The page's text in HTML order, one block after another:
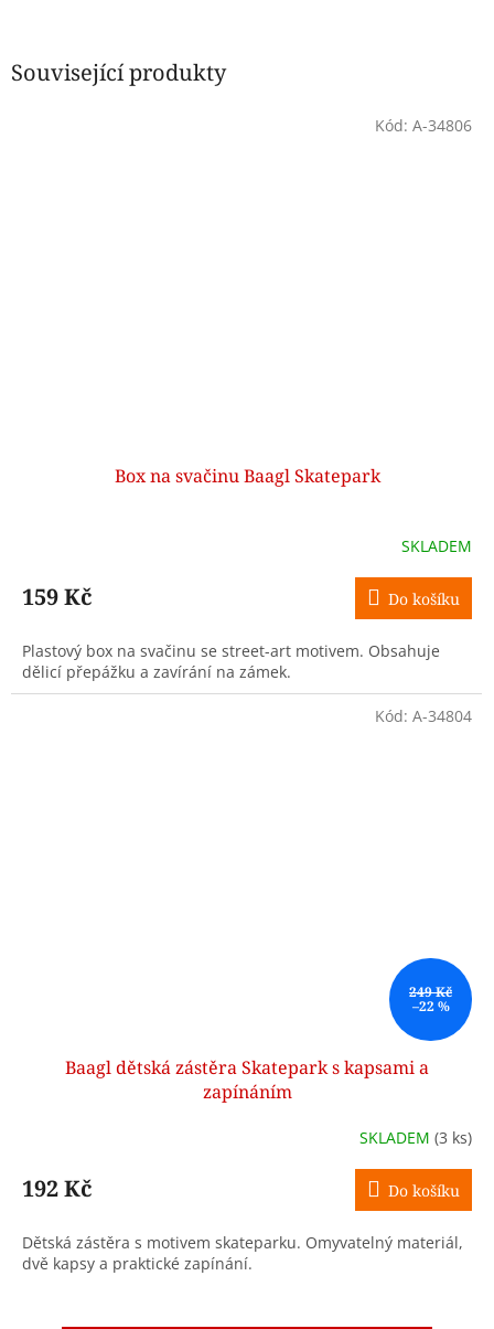
Související produkty
Box na svačinu Baagl Skatepark
SKLADEM
159 Kč Do košíku
Plastový box na svačinu se street-art motivem. Obsahuje
dělicí přepážku a zavírání na zámek.
Kód: A-34806
249 Kč
–22 %
Baagl dětská zástěra Skatepark s kapsami a
zapínáním
SKLADEM (3 ks)
192 Kč Do košíku
Dětská zástěra s motivem skateparku. Omyvatelný materiál,
dvě kapsy a praktické zapínání.
Kód: A-34804